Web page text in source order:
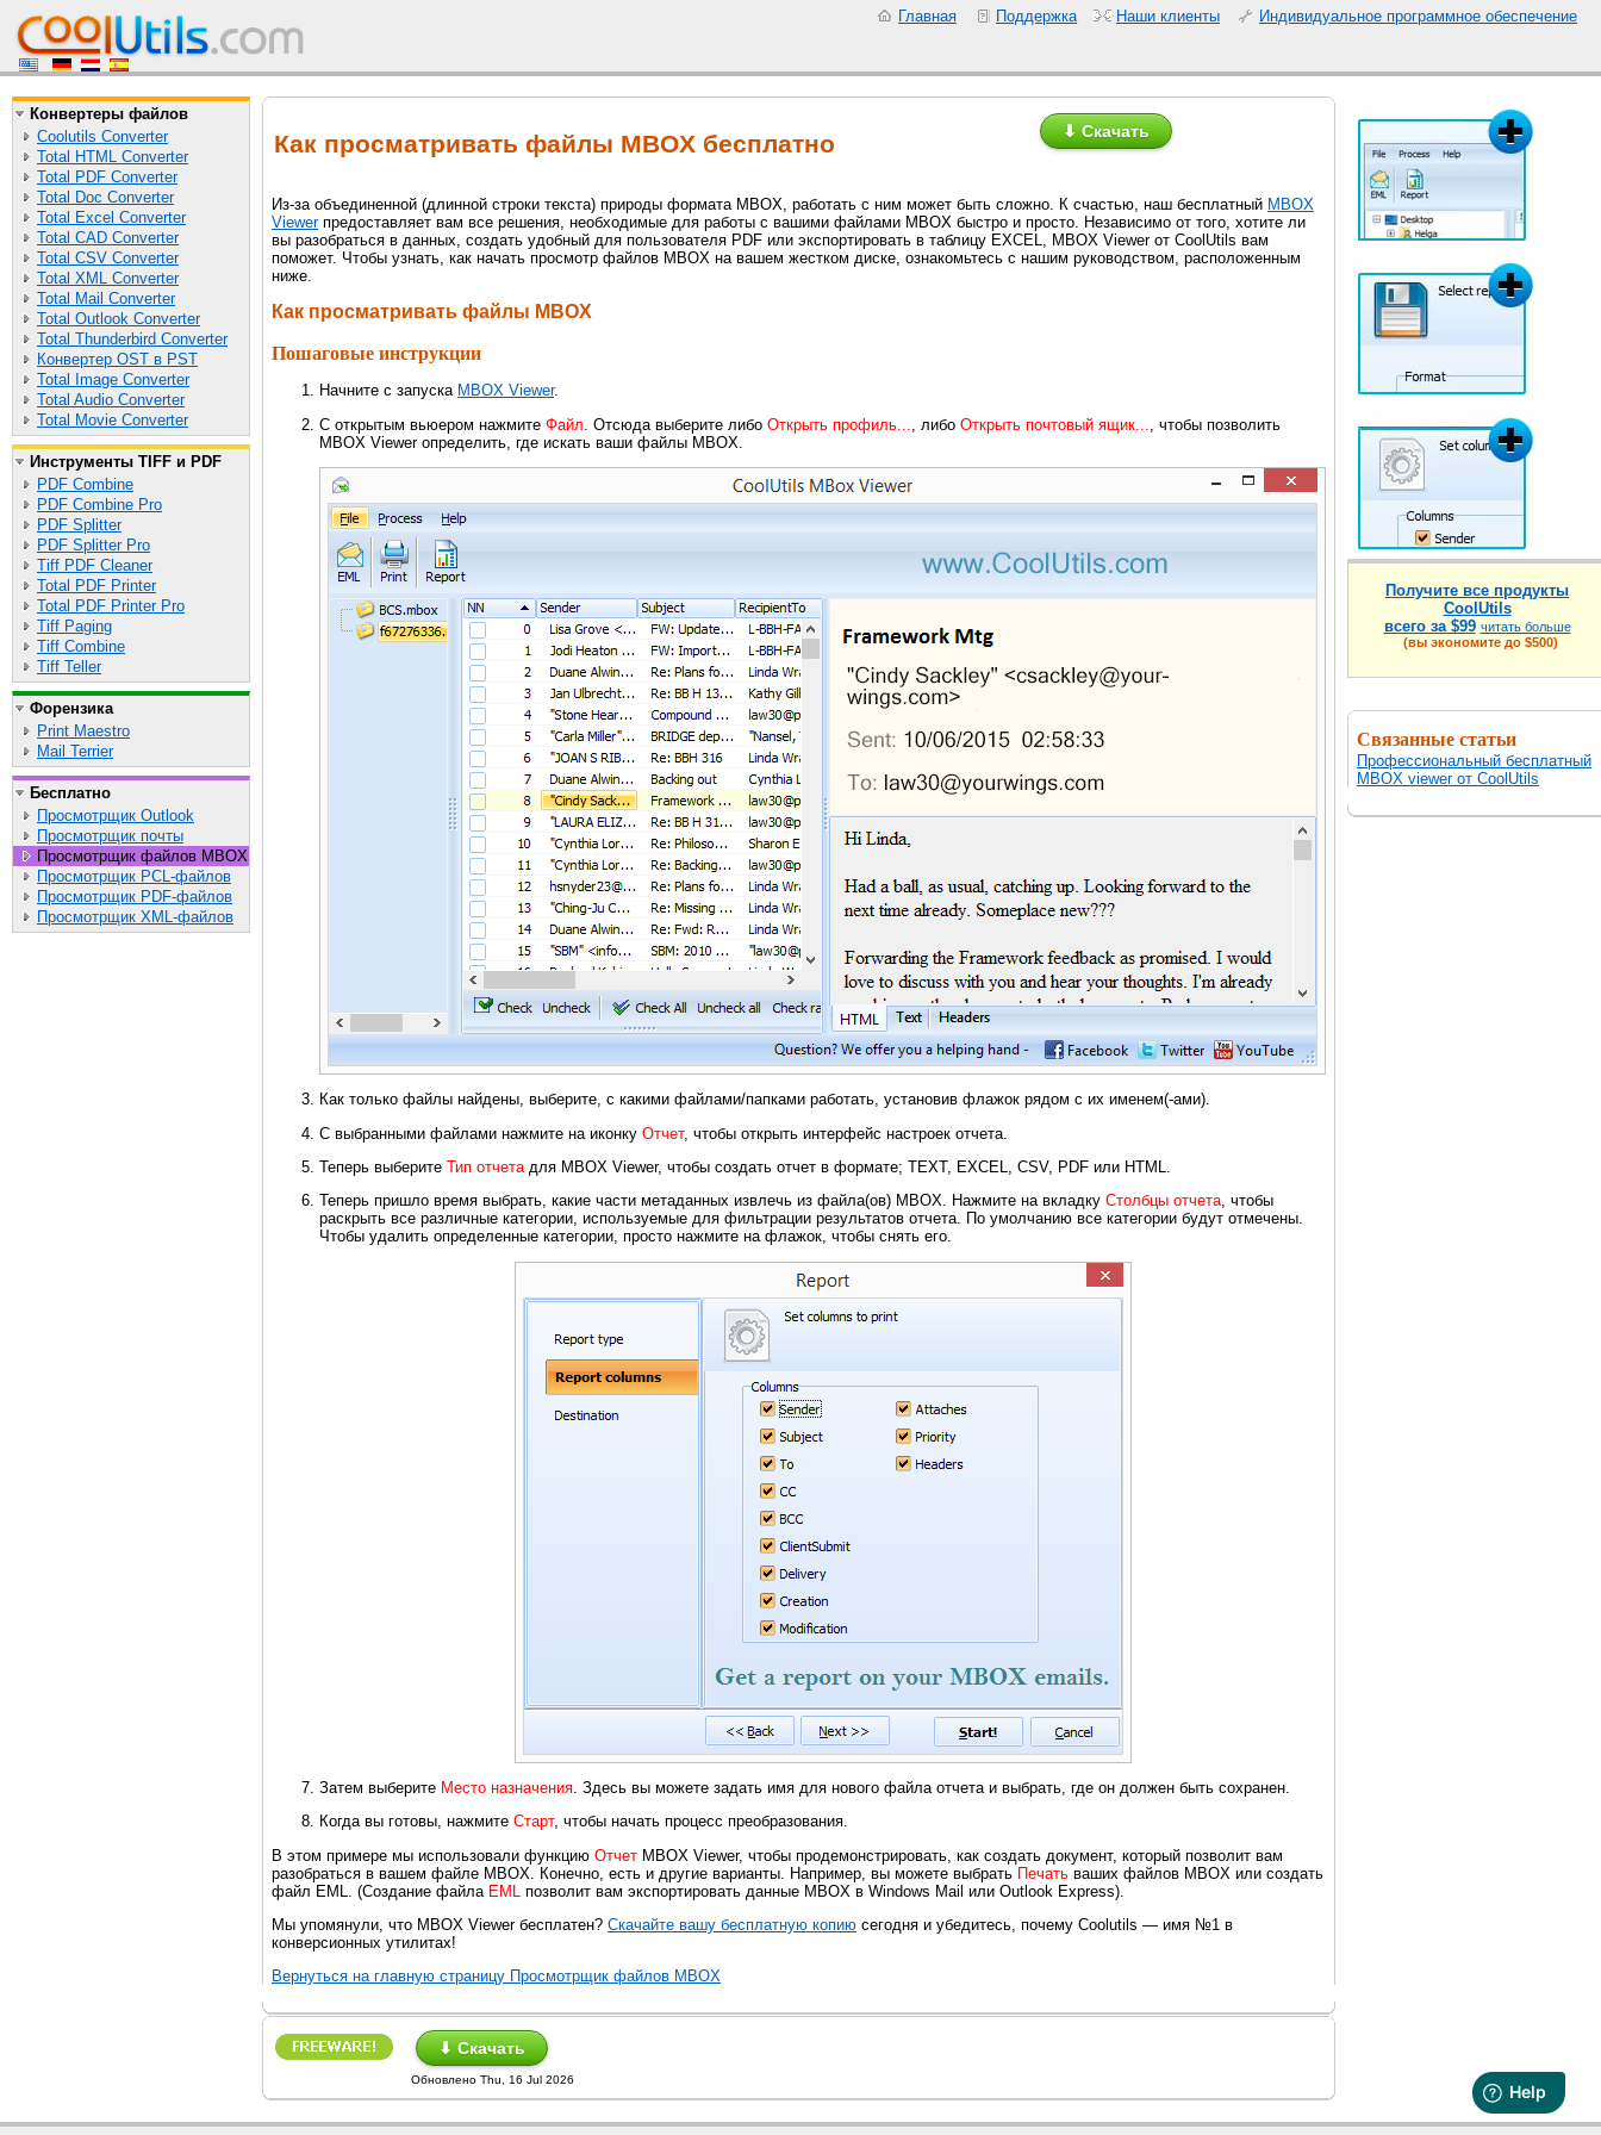
Главная Поддержка Наши клиенты Индивидуальное программное обеспечение
Конвертеры файлов
Coolutils Converter
Total HTML Converter
Total PDF Converter
Total Doc Converter
Total Excel Converter
Total CAD Converter
Total CSV Converter
Total XML Converter
Total Mail Converter
Total Outlook Converter
Total Thunderbird Converter
Конвертер OST в PST
Total Image Converter
Total Audio Converter
Total Movie Converter
Инструменты TIFF и PDF
PDF Combine
PDF Combine Pro
PDF Splitter
PDF Splitter Pro
Tiff PDF Cleaner
Total PDF Printer
Total PDF Printer Pro
Tiff Paging
Tiff Combine
Tiff Teller
Форензика
Print Maestro
Mail Terrier
Бесплатно
Просмотрщик Outlook
Просмотрщик почты
Просмотрщик файлов MBOX
Просмотрщик PCL-файлов
Просмотрщик PDF-файлов
Просмотрщик XML-файлов
Как просматривать файлы MBOX бесплатно ⬇ Скачать
Из-за объединенной (длинной строки текста) природы формата MBOX, работать с ним может быть сложно. К счастью, наш бесплатный MBOX
Viewerпредоставляет вам все решения, необходимые для работы с вашими файлами MBOX быстро и просто. Независимо от того, хотите ли
вы разобраться в данных, создать удобный для пользователя PDF или экспортировать в таблицу EXCEL, MBOX Viewer от CoolUtils вам
поможет. Чтобы узнать, как начать просмотр файлов MBOX на вашем жестком диске, ознакомьтесь с нашим руководством, расположенным
ниже.
Как просматривать файлы MBOX
Пошаговые инструкции
Начните с запуска MBOX Viewer.
С открытым вьюером нажмите Файл . Отсюда выберите либо Открыть профиль... , либо Открыть почтовый ящик...
, чтобы позволить
MBOX Viewer определить, где искать ваши файлы MBOX.
Как только файлы найдены, выберите, с какими файлами/папками работать, установив флажок рядом с их именем(-ами).
С выбранными файлами нажмите на иконку Отчет, чтобы открыть интерфейс настроек отчета.
Теперь выберите Тип отчета для MBOX Viewer, чтобы создать отчет в формате; TEXT, EXCEL, CSV, PDF или HTML.
Теперь пришло время выбрать, какие части метаданных извлечь из файла(ов) MBOX. Нажмите на вкладку Столбцы отчета, чтобы
раскрыть все различные категории, используемые для фильтрации результатов отчета. По умолчанию все категории будут отмечены.
Чтобы удалить определенные категории, просто нажмите на флажок, чтобы снять его.
Затем выберите Место назначения . Здесь вы можете задать имя для нового файла отчета и выбрать, где он должен быть сохранен.
Когда вы готовы, нажмите Старт, чтобы начать процесс преобразования.
В этом примере мы использовали функцию Отчет MBOX Viewer, чтобы продемонстрировать, как создать документ, который позволит вам
разобраться в вашем файле MBOX. Конечно, есть и другие варианты. Например, вы можете выбрать Печать ваших файлов MBOX или создать
файл EML. (Создание файла EML позволит вам экспортировать данные MBOX в Windows Mail или Outlook Express).
Мы упомянули, что MBOX Viewer бесплатен? Скачайте вашу бесплатную копию сегодня и убедитесь, почему Coolutils — имя №1 в
конверсионных утилитах!
Вернуться на главную страницу Просмотрщик файлов MBOX
⬇ Скачать
Обновлено Thu, 16 Jul 2026
Получите все продукты
CoolUtils
всего за $99 читать больше
(вы экономите до $500)
Связанные статьи
Профессиональный бесплатный
MBOX viewer от CoolUtils